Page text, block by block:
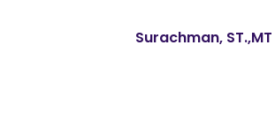
Surachman, ST.,MT